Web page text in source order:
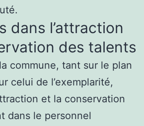
dans l’attraction
des talents
commune, tant sur le plan
celui de l’exemplarité,
et la conservation
dans le personnel